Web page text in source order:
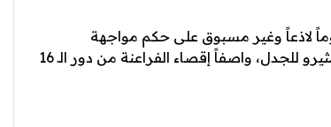
لاذعاً وغير مسبوق على حكم مواجهة
الأرجنتين أمام مصر والتي شهدت حالات تحكيمية مثيرو للجدل، واصفاً إقصاء الفراعنة من دور الـ 16